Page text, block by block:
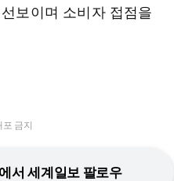
보이며 소비자 접점을
금지
에서 세계일보 팔로우